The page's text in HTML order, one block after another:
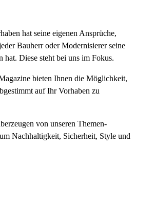
hat seine eigenen Ansprüche,
Bauherr oder Modernisierer seine
hat. Diese steht bei uns im Fokus.
bieten Ihnen die Möglichkeit,
auf Ihr Vorhaben zu
von unseren Themen-
Nachhaltigkeit, Sicherheit, Style und